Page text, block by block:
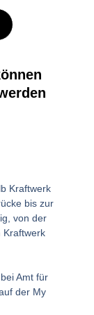
Kraftwerk
bis zur
von der
Kraftwerk
Amt für
der My